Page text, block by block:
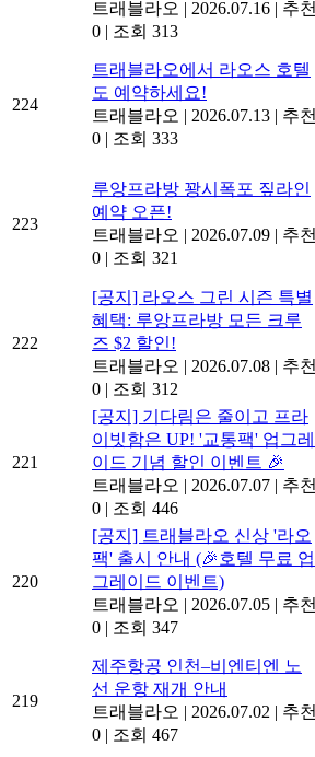
트래블라오 | 2026.07.16 | 추천
0 | 조회 313
224
트래블라오에서 라오스 호텔
도 예약하세요!
트래블라오 | 2026.07.13 | 추천
0 | 조회 333
223
루앙프라방 꽝시폭포 짚라인
예약 오픈!
트래블라오 | 2026.07.09 | 추천
0 | 조회 321
222
[공지] 라오스 그린 시즌 특별
혜택: 루앙프라방 모든 크루
즈 $2 할인!
트래블라오 | 2026.07.08 | 추천
0 | 조회 312
221
[공지] 기다림은 줄이고 프라
이빗함은 UP! '교통팩' 업그레
이드 기념 할인 이벤트 🎉
트래블라오 | 2026.07.07 | 추천
0 | 조회 446
220
[공지] 트래블라오 신상 '라오
팩' 출시 안내 (🎉호텔 무료 업
그레이드 이벤트)
트래블라오 | 2026.07.05 | 추천
0 | 조회 347
219
제주항공 인천–비엔티엔 노
선 운항 재개 안내
트래블라오 | 2026.07.02 | 추천
0 | 조회 467